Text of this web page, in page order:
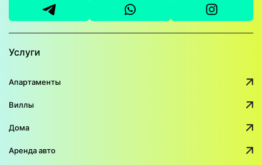
Услуги
Апартаменты
Виллы
Дома
Аренда авто